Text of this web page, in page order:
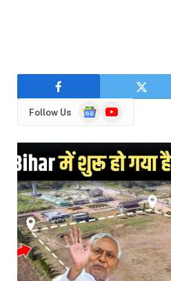
Follow Us
GoogleYouTube